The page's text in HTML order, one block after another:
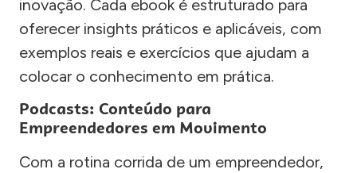
inovação. Cada ebook é estruturado para
oferecer insights práticos e aplicáveis, com
exemplos reais e exercícios que ajudam a
colocar o conhecimento em prática.
Podcasts: Conteúdo para
Empreendedores em Movimento
Com a rotina corrida de um empreendedor,